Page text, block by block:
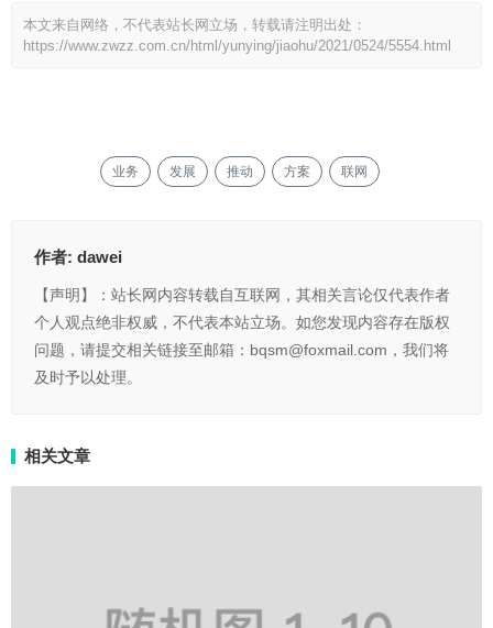
本文来自网络，不代表站长网立场，转载请注明出处：
https://www.zwzz.com.cn/html/yunying/jiaohu/2021/0524/5554.html
业务 发展 推动 方案 联网
作者: dawei
【声明】：站长网内容转载自互联网，其相关言论仅代表作者
个人观点绝非权威，不代表本站立场。如您发现内容存在版权
问题，请提交相关链接至邮箱：bqsm@foxmail.com，我们将
及时予以处理。
相关文章